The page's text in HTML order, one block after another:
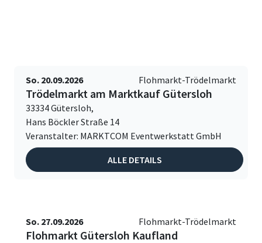
So. 20.09.2026 Flohmarkt-Trödelmarkt
Trödelmarkt am Marktkauf Gütersloh
33334 Gütersloh,
Hans Böckler Straße 14
Veranstalter: MARKTCOM Eventwerkstatt GmbH
ALLE DETAILS
So. 27.09.2026 Flohmarkt-Trödelmarkt
Flohmarkt Gütersloh Kaufland